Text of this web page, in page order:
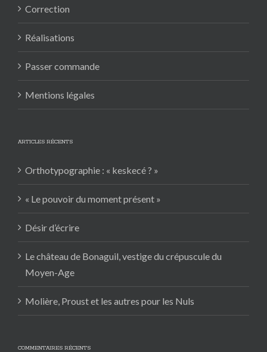
Correction
Réalisations
Passer commande
Mentions légales
ARTICLES RÉCENTS
Orthotypographie : « keskecé ? »
« Le pouvoir du moment présent »
Désir d’écrire
Le château de Bonaguil, vestige du crépuscule du
Moyen-Age
Molière, Proust et les autres pour les Nuls
COMMENTAIRES RÉCENTS